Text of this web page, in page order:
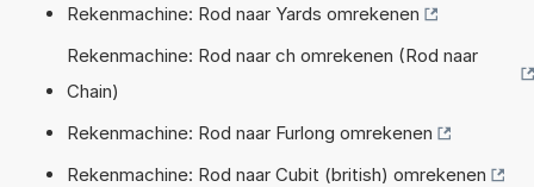
Rekenmachine: Rod naar Yards omrekenen
Rekenmachine: Rod naar ch omrekenen (Rod naar
Chain)
Rekenmachine: Rod naar Furlong omrekenen
Rekenmachine: Rod naar Cubit (british) omrekenen